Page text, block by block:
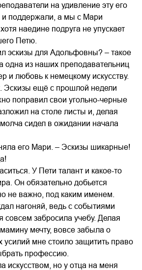
на удивление эту его
и поддержали, а мы с Мари
наедине подруга не упускает
Петю.
эскизы для Адольфовны? – такое
одна из наших преподавательниц
и любовь к немецкому искусству.
Эскизы ещё с прошлой недели
поправил свои угольно-черные
на столе листы и, делая
сидел в ожидании начала
его Мари. – Эскизы шикарные!
У Пети талант и какое-то
Он обязательно добьется
не важно, под каким именем.
нагоняй, ведь с событиями
совсем забросила учебу. Делая
мечту, вовсе забыла о
усилий мне стоило защитить право
профессию.
искусством, но у отца на меня